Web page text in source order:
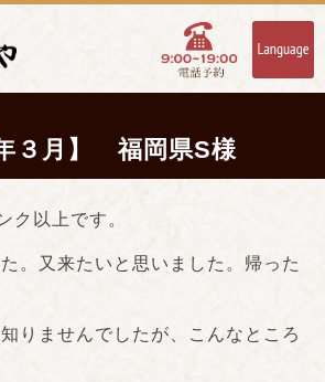
３月】 福岡県S様
ク以上です。
。又来たいと思いました。帰った
りませんでしたが、こんなところ